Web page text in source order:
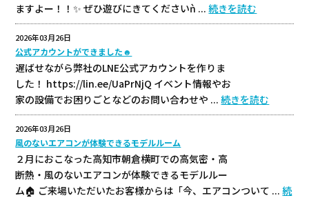
ますよー！！✨ ぜひ遊びにきてくださいǹ ...続きを読む
2026年03月26日
公式アカウントができました☻
遅ばせながら弊社のLNE公式アカウントを作りま
した！ https://lin.ee/UaPrNjQ イベント情報やお
家の設備でお困りごとなどのお問い合わせや ...続きを読む
2026年03月26日
風のないエアコンが体験できるモデルルーム
２月におこなった高知市朝倉横町での高気密・高
断熱・風のないエアコンが体験できるモデルルー
ム🏠 ご来場いただいたお客様からは「今、エアコンついて ...続